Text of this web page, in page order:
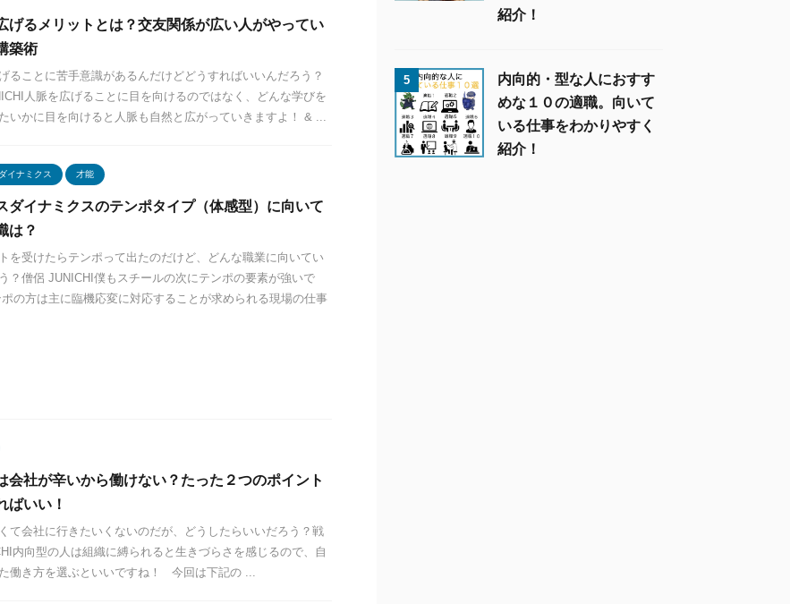
げるメリットとは？交友関係が広い人がやってい
築術
ることに苦手意識があるんだけどどうすればいいんだろう？
人脈を広げることに目を向けるのではなく、どんな学びを
いかに目を向けると人脈も自然と広がっていきますよ！ & ...
イナミクス 才能
ダイナミクスのテンポタイプ（体感型）に向いて
は？
を受けたらテンポって出たのだけど、どんな職業に向いてい
？僧侶 JUNICHI僕もスチールの次にテンポの要素が強いで
の方は主に臨機応変に対応することが求められる現場の仕事
会社が辛いから働けない？たった２つのポイント
ばいい！
て会社に行きたいくないのだが、どうしたらいいだろう？戦
内向型の人は組織に縛られると生きづらさを感じるので、自
働き方を選ぶといいですね！ 今回は下記の ...
紹介！
5
内向的・型な人におすす
めな１０の適職。向いて
いる仕事をわかりやすく
紹介！